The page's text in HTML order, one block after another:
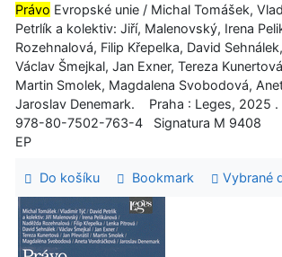
Právo Evropské unie / Michal Tomášek,
Petrlík a kolektiv: Jiří, Malenovský, Irena
Rozehnalová, Filip Křepelka, David
Václav Šmejkal, Jan Exner, Tereza
Martin Smolek, Magdalena Svobodová,
Jaroslav Denemark. Praha : Leges, 2025 .
978-80-7502-763-4 Signatura M 9408
EP
Do košíku Bookmark Vybrané